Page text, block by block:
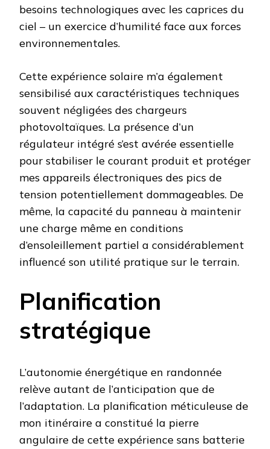
besoins technologiques avec les caprices du
ciel – un exercice d’humilité face aux forces
environnementales.
Cette expérience solaire m’a également
sensibilisé aux caractéristiques techniques
souvent négligées des chargeurs
photovoltaïques. La présence d’un
régulateur intégré s’est avérée essentielle
pour stabiliser le courant produit et protéger
mes appareils électroniques des pics de
tension potentiellement dommageables. De
même, la capacité du panneau à maintenir
une charge même en conditions
d’ensoleillement partiel a considérablement
influencé son utilité pratique sur le terrain.
Planification
stratégique
L’autonomie énergétique en randonnée
relève autant de l’anticipation que de
l’adaptation. La planification méticuleuse de
mon itinéraire a constitué la pierre
angulaire de cette expérience sans batterie